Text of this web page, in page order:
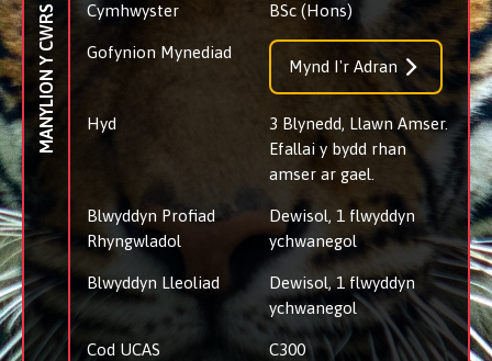
MANYLION Y CWRS Cymhwyster BSc (Hons)
Gofynion Mynediad
Mynd I'r Adran
Hyd
3 Blynedd, Llawn Amser.
Efallai y bydd rhan
amser ar gael.
Blwyddyn Profiad
Rhyngwladol
Dewisol, 1 flwyddyn
ychwanegol
Blwyddyn Lleoliad
Dewisol, 1 flwyddyn
ychwanegol
Cod UCAS C300